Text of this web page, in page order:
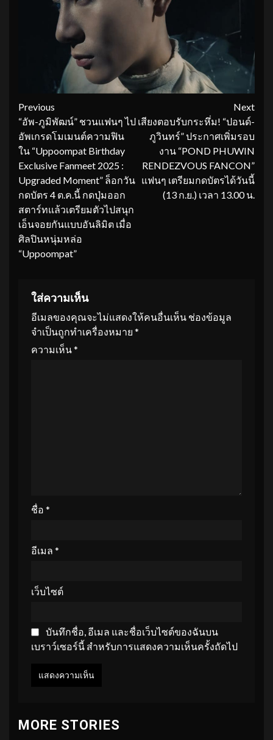
Continue
Reading
Previous
“อัพ-ภูมิพัฒน์” ชวนแฟนๆ ไป
อัพเกรดโมเมนต์ความฟิน
ใน “Uppoompat Birthday
Exclusive Fanmeet 2025 :
Upgraded Moment” ล็อกวัน
กดบัตร 4 ต.ค.นี้ กดปุ่มออก
สตาร์ทแล้วเตรียมตัวไปสนุก
เอ็นจอยกันแบบอันลิมิต เมื่อ
ศิลปินหนุ่มหล่อ
“Uppoompat”
Next
เสียงตอบรับกระหึ่ม! “ปอนด์-
ภูวินทร์” ประกาศเพิ่มรอบ
งาน “POND PHUWIN
RENDEZVOUS FANCON”
แฟนๆ เตรียมกดบัตรได้วันนี้
(13 ก.ย.) เวลา 13.00 น.
ใส่ความเห็น
อีเมลของคุณจะไม่แสดงให้คนอื่นเห็น ช่องข้อมูล
จำเป็นถูกทำเครื่องหมาย *
ความเห็น*
ชื่อ *
อีเมล *
เว็บไซต์
บันทึกชื่อ, อีเมล และชื่อเว็บไซต์ของฉันบน
เบราว์เซอร์นี้ สำหรับการแสดงความเห็นครั้งถัดไป
MORE STORIES